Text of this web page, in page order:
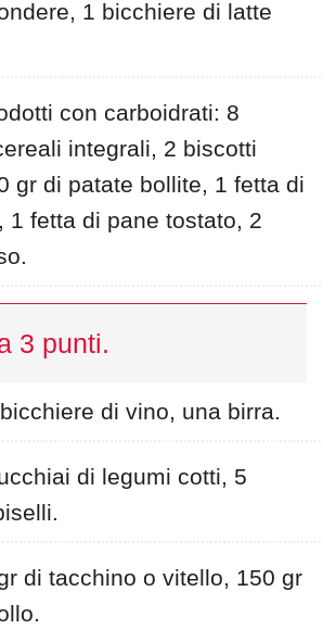
1 bicchiere di latte
con carboidrati: 8
integrali, 2 biscotti
gr di patate bollite, 1 fetta di
1 fetta di pane tostato, 2
3 punti.
di vino, una birra.
di legumi cotti, 5
di tacchino o vitello, 150 gr